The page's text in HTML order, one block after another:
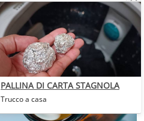
PALLINA DI CARTA STAGNOLA
Trucco a casa